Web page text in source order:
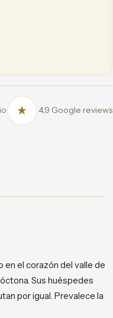
4,9 Google reviews
en el corazón del valle de
Sus huéspedes
por igual. Prevalece la